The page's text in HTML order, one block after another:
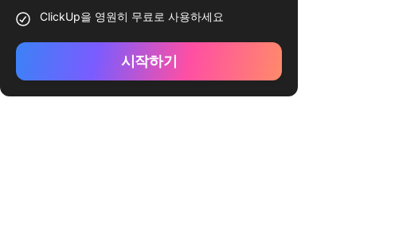
ClickUp을 영원히 무료로 사용하세요
시작하기